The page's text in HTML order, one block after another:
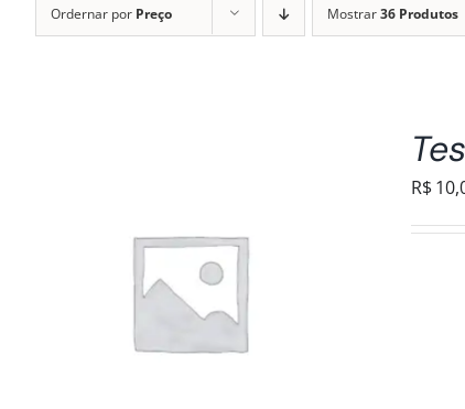
Ordernar por Preço Mostrar36 Produtos
R$